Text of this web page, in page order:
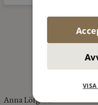
Anna Löfgren
VISA